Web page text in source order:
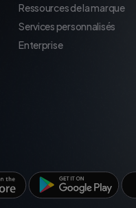
Ressources de la marque
Services personnalisés
Enterprise